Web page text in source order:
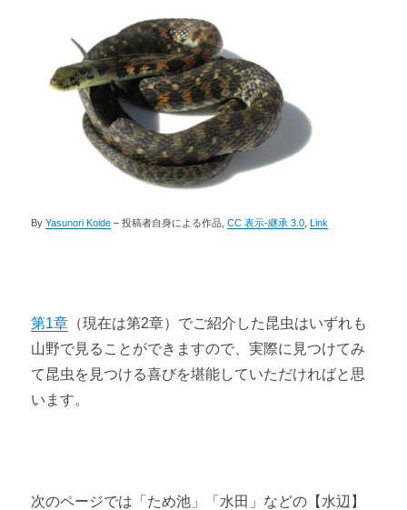
ByYasunori Koide –投稿者自身による作品 ,CC 表示-継承 3.0 ,Link
第1章 （現在は第2章）でご紹介した昆虫はいずれも
山野で見ることができますので、実際に見つけてみ
て昆虫を見つける喜びを堪能していただければと思
います。
次のページでは「ため池」「水田」などの【水辺】